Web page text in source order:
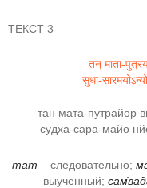
ТЕКСТ 3
तन् माता-
सुधा-
тан ма̄та̄-путрайор
судха̄-са̄ра-майо
тат – следовательно;
выученный;